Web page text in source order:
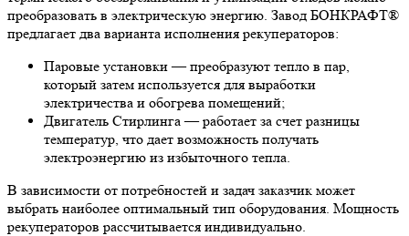
преобразовать в электрическую энергию. Завод БОНКРАФТ®
предлагает два варианта исполнения рекуператоров:
Паровые установки — преобразуют тепло в пар,
который затем используется для выработки
электричества и обогрева помещений;
Двигатель Стирлинга — работает за счет разницы
температур, что дает возможность получать
электроэнергию из избыточного тепла.
В зависимости от потребностей и задач заказчик может
выбрать наиболее оптимальный тип оборудования. Мощность
рекуператоров рассчитывается индивидуально.